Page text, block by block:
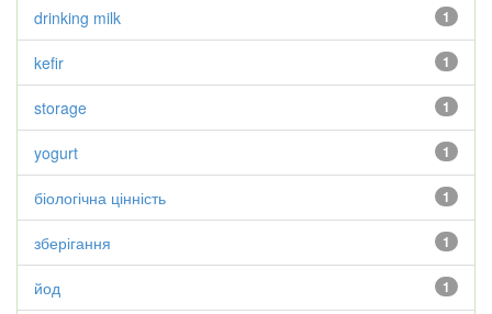
1
drinking milk
1
kefir
1
storage
1
yogurt
1
біологічна цінність
1
зберігання
1
йод